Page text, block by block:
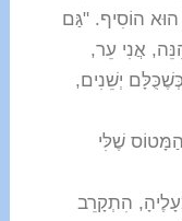
הוּא הוֹסִיף. "גַּם
אֲנִי עֵר,
יְשֵׁנִים,
שֶׁלִּי
הִתְקָרֵב